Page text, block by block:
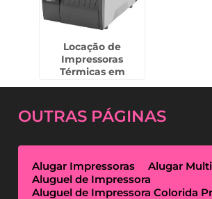
Locação de
Impressoras
Térmicas em
Peruíbe
OUTRAS PÁGINAS
Alugar Impressoras
Alugar
Aluguel de Impressora
Aluguel de Impressora Colorida